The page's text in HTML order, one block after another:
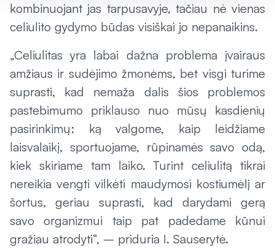
kombinuojant jas tarpusavyje, tačiau nė vienas
celiulito gydymo būdas visiškai jo nepanaikins.
„Celiulitas yra labai dažna problema įvairaus
amžiaus ir sudėjimo žmonėms, bet visgi turime
suprasti, kad nemaža dalis šios problemos
pastebimumo priklauso nuo mūsų kasdienių
pasirinkimų: ką valgome, kaip leidžiame
laisvalaikį, sportuojame, rūpinamės savo odą,
kiek skiriame tam laiko. Turint celiulitą tikrai
nereikia vengti vilkėti maudymosi kostiumėlį ar
šortus, geriau suprasti, kad darydami gerą
savo organizmui taip pat padedame kūnui
gražiau atrodyti“, – priduria I. Sauserytė.